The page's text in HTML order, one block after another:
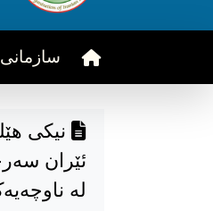
نیکی
ئێران
لە